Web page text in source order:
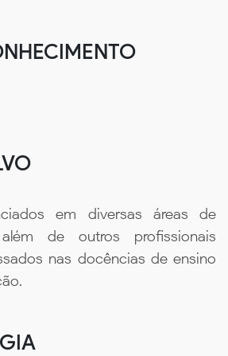
em diversas áreas de
além de outros profissionais
nas docências de ensino